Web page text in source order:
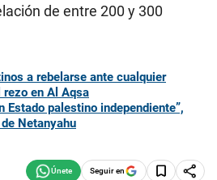
de entre 200 y 300
a rebelarse ante cualquier
rezo en Al Aqsa
Estado palestino independiente”,
Netanyahu
Seguir en